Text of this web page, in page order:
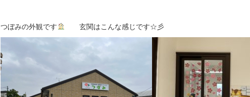
つぼみの外観です 玄関はこんな感じです☆彡